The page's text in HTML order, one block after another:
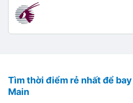
Tìm thời điểm rẻ nhất để
Main